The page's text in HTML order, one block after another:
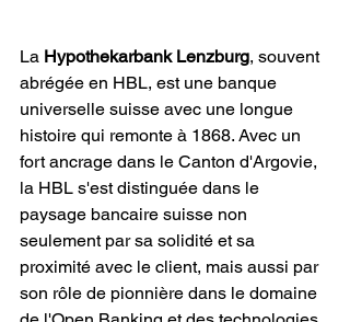
La Hypothekarbank Lenzburg, souvent
abrégée en HBL, est une banque
universelle suisse avec une longue
histoire qui remonte à 1868. Avec un
fort ancrage dans le Canton d'Argovie,
la HBL s'est distinguée dans le
paysage bancaire suisse non
seulement par sa solidité et sa
proximité avec le client, mais aussi par
son rôle de pionnière dans le domaine